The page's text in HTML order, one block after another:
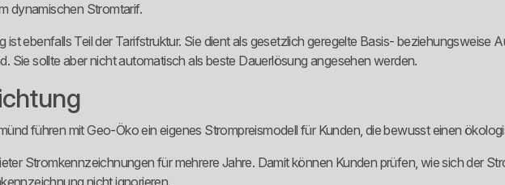
dynamischen Stromtarif.
ist ebenfalls Teil der Tarifstruktur. Sie dient als gesetzlich geregelte Basis- beziehungsweise
Sie sollte aber nicht automatisch als beste Dauerlösung angesehen werden.
führen mit Geo-Öko ein eigenes Strompreismodell für Kunden, die bewusst einen
Stromkennzeichnungen für mehrere Jahre. Damit können Kunden prüfen, wie sich der